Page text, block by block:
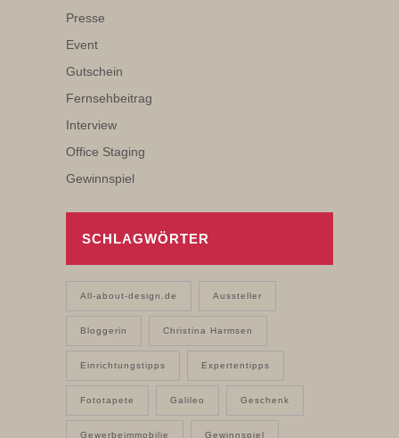
Presse
Event
Gutschein
Fernsehbeitrag
Interview
Office Staging
Gewinnspiel
SCHLAGWÖRTER
All-about-design.de Aussteller
Bloggerin Christina Harmsen
Einrichtungstipps Expertentipps
Fototapete Galileo Geschenk
Gewerbeimmobilie Gewinnspiel